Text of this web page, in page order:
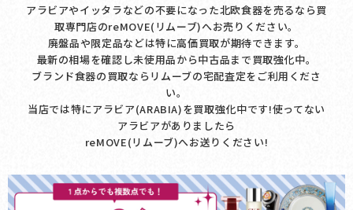
アラビアやイッタラなどの不要になった北欧食器を売るなら買
取専門店のreMOVE(リムーブ)へお売りください。
廃盤品や限定品などは特に高価買取が期待できます。
最新の相場を確認し未使用品から中古品まで買取強化中。
ブランド食器の買取ならリムーブの宅配査定をご利用くださ
い。
当店では特にアラビア(ARABIA)を買取強化中です!使ってない
アラビアがありましたら
reMOVE(リムーブ)へお送りください!